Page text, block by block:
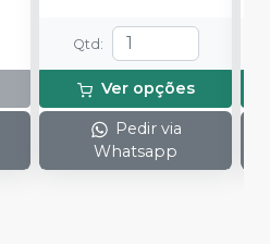
Qtd :
Ver opções
Pedir via
Whatsapp